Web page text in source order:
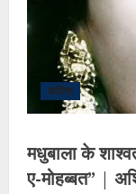
कविता
मधुबाला के
ए-मोहब्बत” |